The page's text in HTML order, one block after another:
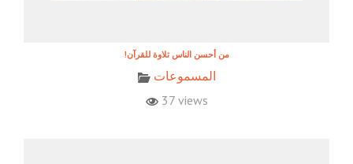
!من أحسن الناس تلاوة للقرآن
المسموعات
37 views